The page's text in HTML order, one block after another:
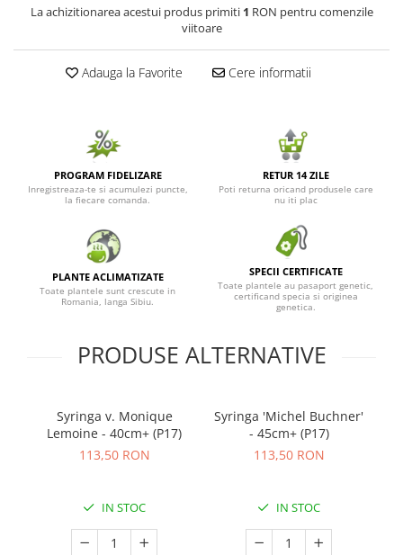
Seminte de Legume/Fructe
La achizitionarea acestui produs primiti 1 RON pentru comenzile
viitoare
Adauga la Favorite Cere informatii
PROGRAM FIDELIZARE
Inregistreaza-te si acumulezi puncte,
la fiecare comanda.
RETUR 14 ZILE
Poti returna oricand produsele care
nu iti plac
PLANTE ACLIMATIZATE
Toate plantele sunt crescute in
Romania, langa Sibiu.
SPECII CERTIFICATE
Toate plantele au pasaport genetic,
certificand specia si originea
genetica.
PRODUSE ALTERNATIVE
Syringa v. Monique
Lemoine - 40cm+ (P17)
113,50 RON
IN STOC
Syringa 'Michel Buchner'
- 45cm+ (P17)
113,50 RON
IN STOC